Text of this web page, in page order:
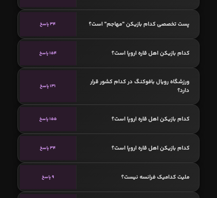
پست تخصصی کدام بازیکن "مهاجم" است؟ 34 پاسخ
کدام بازیکن اهل قاره اروپا است؟ 154 پاسخ
ورزشگاه رویال بافوکنگ در کدام کشور قرار
دارد؟
131 پاسخ
کدام بازیکن اهل قاره اروپا است؟ 155 پاسخ
کدام بازیکن اهل قاره اروپا است؟ 34 پاسخ
ملیت کدامیک فرانسه نیست؟ 9 پاسخ